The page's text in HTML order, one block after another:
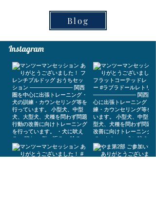
Blog
​Instagram